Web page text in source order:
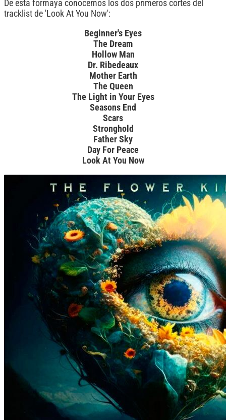
De esta formaya conocemos los dos primeros cortes del
tracklist de 'Look At You Now':
Beginner's Eyes
The Dream
Hollow Man
Dr. Ribedeaux
Mother Earth
The Queen
The Light in Your Eyes
Seasons End
Scars
Stronghold
Father Sky
Day For Peace
Look At You Now